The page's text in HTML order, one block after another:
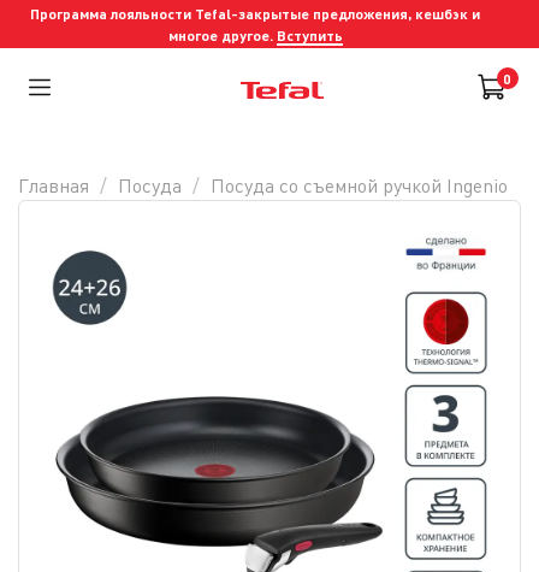
Программа лояльности Tefal-закрытые предложения, кешбэк и
многое другое. Вступить
0
Главная Посуда Посуда со съемной ручкой Ingenio